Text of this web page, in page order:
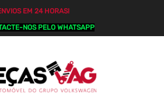
EM 24 HORAS!
NOS PELO WHATSAPP